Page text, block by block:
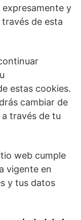
y
de esta
estas cookies.
cambiar de
través de tu
web cumple
vigente en
y tus datos